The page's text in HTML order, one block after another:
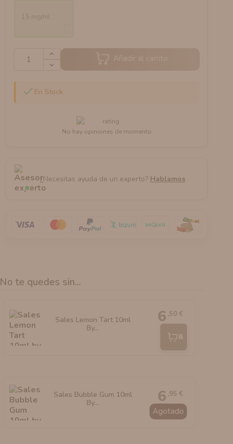
15 mg/ml
Añadir al carrito
 En Stock
No hay opiniones de momento
¿Necesitas ayuda de un experto? Hablamos
No te quedes sin...
Sales Lemon Tart 10ml
By...
6 ,50 €
Añadir
Sales Bubble Gum 10ml
By...
6 ,95 €
Agotado